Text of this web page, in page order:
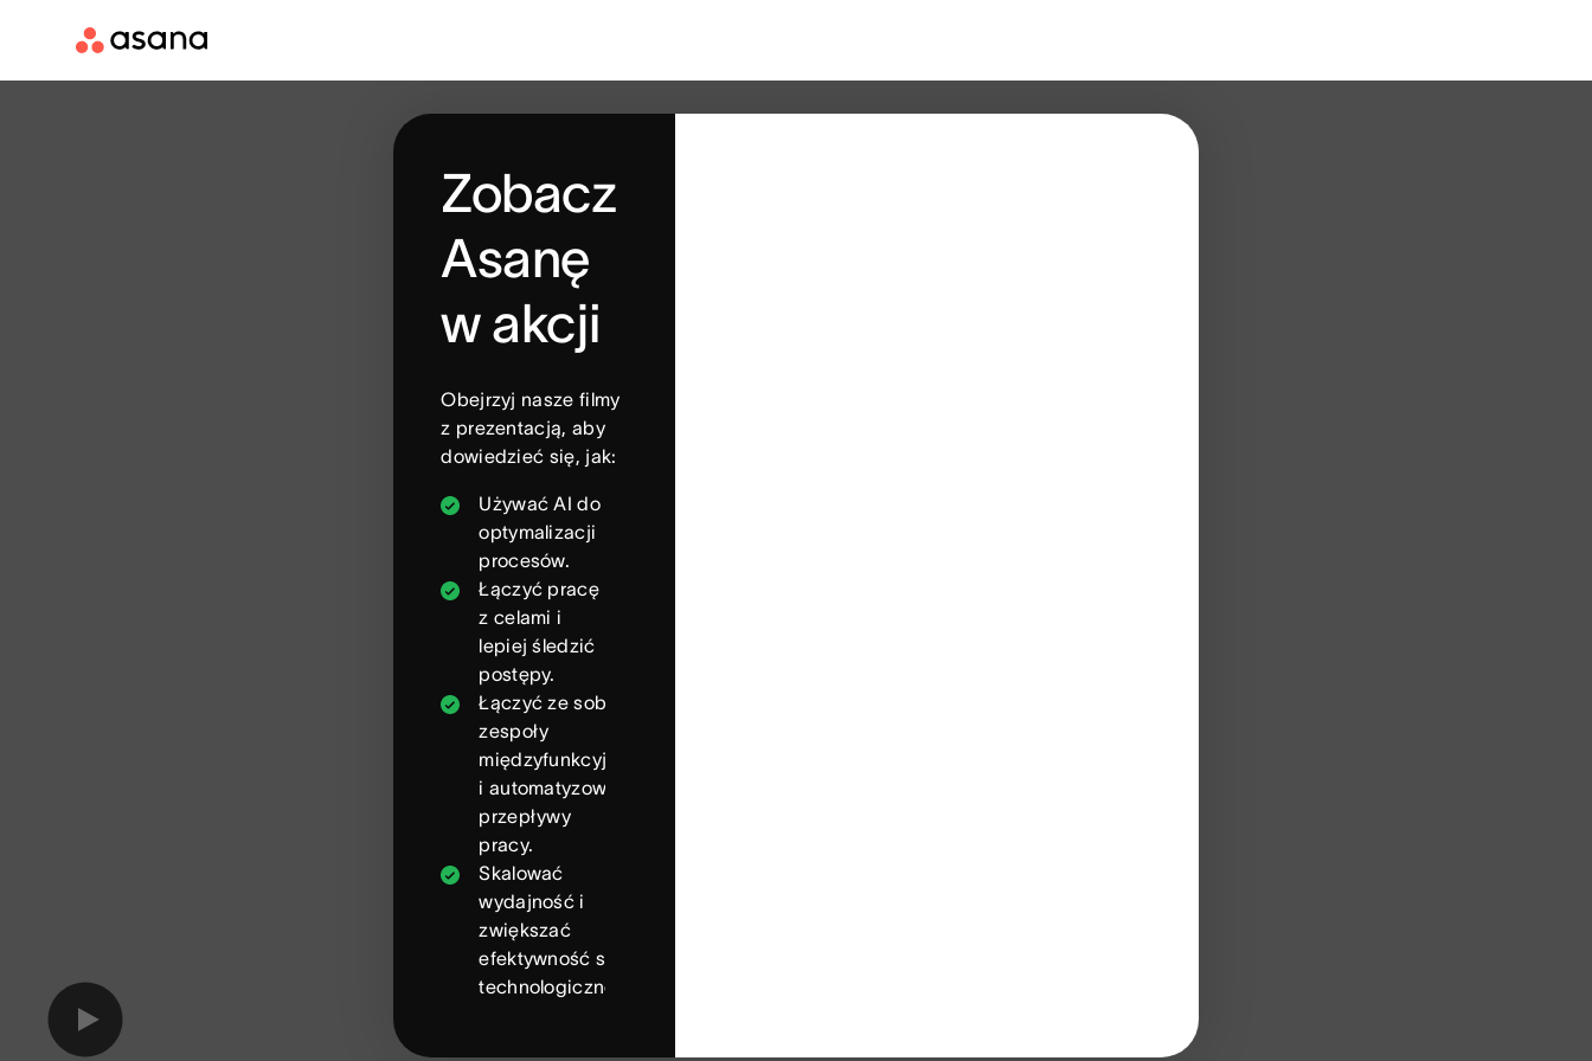
Zobacz
Asanę
w akcji
Obejrzyj nasze filmy
z prezentacją, aby
dowiedzieć się, jak:
Używać AI do
optymalizacji
procesów.
Łączyć pracę
z celami i
lepiej śledzić
postępy.
Łączyć ze sobą
zespoły
międzyfunkcyjne
i automatyzować
przepływy
pracy.
Skalować
wydajność i
zwiększać
efektywność stosu
technologicznego.